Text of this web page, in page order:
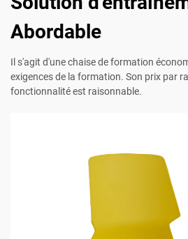
Abordable
Il s'agit d'une chaise de formation
exigences de la formation. Son prix par
fonctionnalité est raisonnable.